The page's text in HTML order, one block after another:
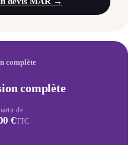
complète
complète
de
€TTC